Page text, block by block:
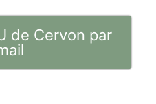
de Cervon par